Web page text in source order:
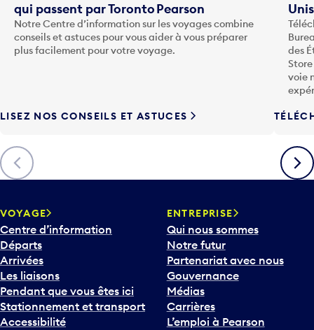
Précédent
qui passent par Toronto Pearson
Notre Centre d’information sur les voyages combine
conseils et astuces pour vous aider à vous préparer
plus facilement pour votre voyage.
LISEZ NOS CONSEILS ET ASTUCES
des
voie
VOYAGE
Centre d’information
Départs
Arrivées
Les liaisons
Pendant que vous êtes ici
Stationnement et transport
Accessibilité
ENTREPRISE
Qui nous sommes
Notre futur
Partenariat avec nous
Gouvernance
Médias
Carrières
L’emploi à Pearson